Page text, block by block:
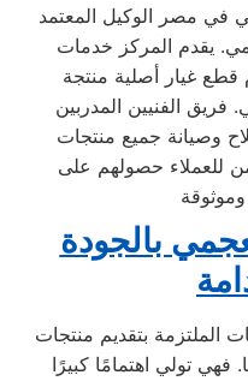
في مصر الوكيل المعتمد
يقدم المركز خدمات
قطع غيار أصلية منتجة
الفنيين المدربين
وصيانة جميع منتجات
للعملاء حصولهم على
بالجودة
الملتزمة بتقديم منتجات
فهي تولي اهتمامًا كبيرًا